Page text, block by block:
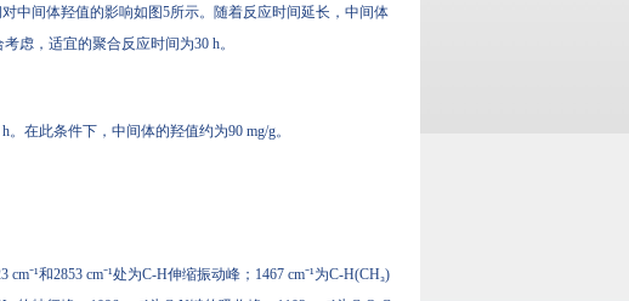
中间体羟值的影响如图5所示。随着反应时间延长，中间体
虑，适宜的聚合反应时间为30 h。
在此条件下，中间体的羟值约为90 mg/g。
和2853 cm⁻¹处为C-H伸缩振动峰；1467 cm⁻¹为C-H(CH₃)